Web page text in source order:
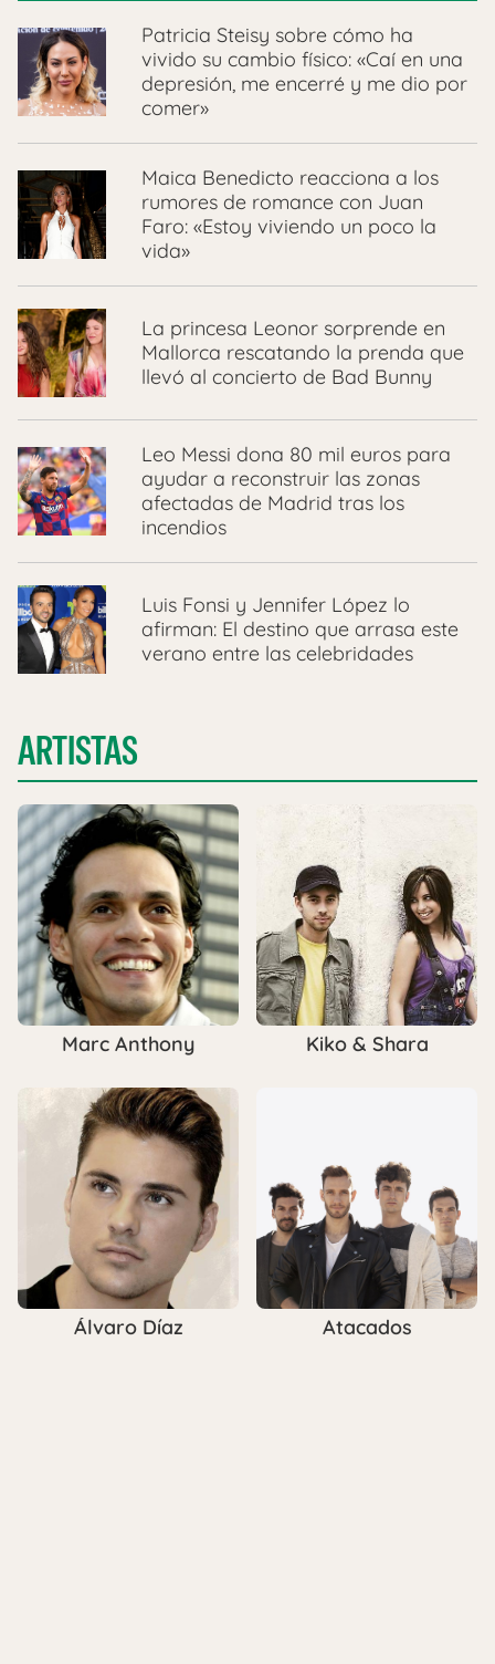
Patricia Steisy sobre cómo ha
vivido su cambio físico: «Caí en una
depresión, me encerré y me dio por
comer»
Maica Benedicto reacciona a los
rumores de romance con Juan
Faro: «Estoy viviendo un poco la
vida»
La princesa Leonor sorprende en
Mallorca rescatando la prenda que
llevó al concierto de Bad Bunny
Leo Messi dona 80 mil euros para
ayudar a reconstruir las zonas
afectadas de Madrid tras los
incendios
Luis Fonsi y Jennifer López lo
afirman: El destino que arrasa este
verano entre las celebridades
ARTISTAS
Marc Anthony Kiko & Shara
Álvaro Díaz Atacados